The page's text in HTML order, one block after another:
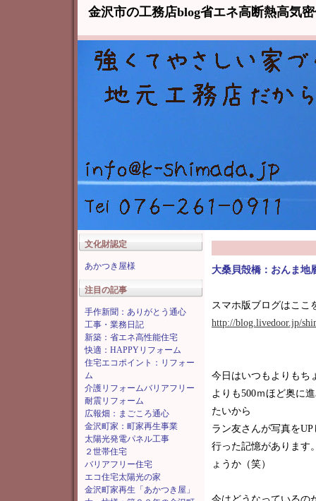
金沢市の工務店blog省エネ高断熱高気
文化財認定
あかつき屋様
注目の記事
手作新聞：ありがとう通心
工事・業務日記
新築：省エネ高性能住宅
快適：HAPPYリフォーム
住宅エコポイント：リフォー
ム
介護リフォームバリアフリー
耐震リフォーム
広報畑：まごころ通心
金沢町家：町家再生事業
太陽光発電パネル工事
２世帯住宅
バリアフリー住宅
エコ住宅太陽光の家
金沢町家再生「あかつき屋」
大桑貝殻橋：おんま地
スマホ版ブログはここ
http://blog.livedoor.jp/
今日はいつもよりもち
よりも500ｍほど奥に
たいから
ラン友さんが写真を
行った記憶があります
ょうか（笑）